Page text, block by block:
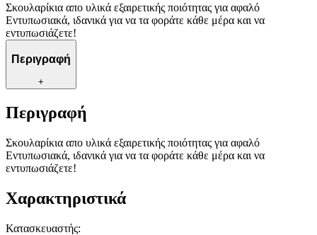
Σκουλαρίκια απο υλικά εξαιρετικής ποιότητας για αφαλό
Εντυπωσιακά, ιδανικά για να τα φοράτε κάθε μέρα και να
εντυπωσιάζετε!
Περιγραφή
+
Περιγραφή
Σκουλαρίκια απο υλικά εξαιρετικής ποιότητας για αφαλό
Εντυπωσιακά, ιδανικά για να τα φοράτε κάθε μέρα και να
εντυπωσιάζετε!
Χαρακτηριστικά
Κατασκευαστής: